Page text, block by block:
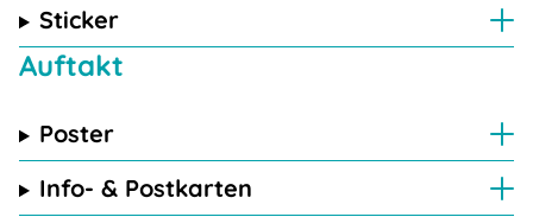
Sticker
Auftakt
Poster
Info- & Postkarten